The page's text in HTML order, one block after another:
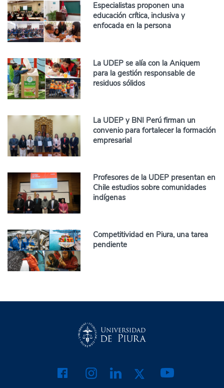
Especialistas proponen una
educación crítica, inclusiva y
enfocada en la persona
La UDEP se alía con la Aniquem
para la gestión responsable de
residuos sólidos
La UDEP y BNI Perú firman un
convenio para fortalecer la formación
empresarial
Profesores de la UDEP presentan en
Chile estudios sobre comunidades
indígenas
Competitividad en Piura, una tarea
pendiente